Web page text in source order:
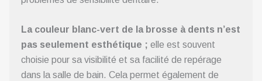
La couleur blanc-vert de la brosse à dents n’est
pas seulement esthétique ; elle est souvent
choisie pour sa visibilité et sa facilité de repérage
dans la salle de bain. Cela permet également de